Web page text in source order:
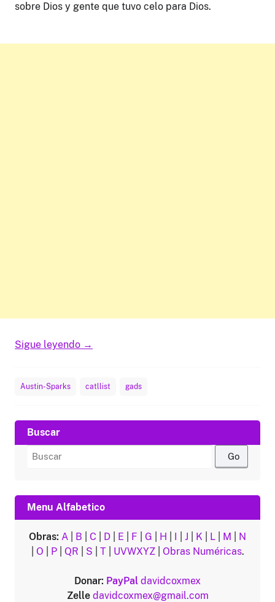
sobre Dios y gente que tuvo celo para Dios.
Sigue leyendo →
Austin-Sparks catllist gads
Buscar
Buscar
Menu Alfabetico
Obras: A B C D E F G H I J K L M
N
O P| QR S T| UVWXYZ| Obras Numéricas.
Donar: PayPal davidcoxmex
Zelle davidcoxmex@gmail.com